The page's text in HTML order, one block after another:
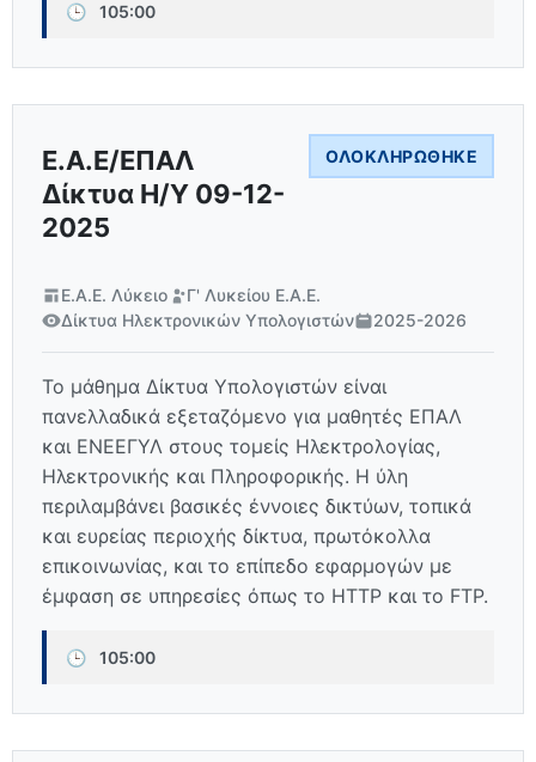
🕒 105:00
Ε.Α.Ε/ΕΠΑΛ
Δίκτυα Η/Υ 09-12-
2025
ΟΛΟΚΛΗΡΏΘΗΚΕ
Ε.Α.Ε. Λύκειο
Γ' Λυκείου Ε.Α.Ε.
Δίκτυα Ηλεκτρονικών Υπολογιστών
2025-2026
Το μάθημα Δίκτυα Υπολογιστών είναι
πανελλαδικά εξεταζόμενο για μαθητές ΕΠΑΛ
και ΕΝΕΕΓΥΛ στους τομείς Ηλεκτρολογίας,
Ηλεκτρονικής και Πληροφορικής. Η ύλη
περιλαμβάνει βασικές έννοιες δικτύων, τοπικά
και ευρείας περιοχής δίκτυα, πρωτόκολλα
επικοινωνίας, και το επίπεδο εφαρμογών με
έμφαση σε υπηρεσίες όπως το HTTP και το FTP.
🕒 105:00